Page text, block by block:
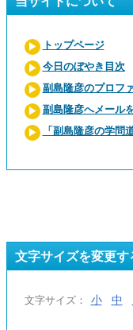
トップページ
今日のぼやき目次
副島隆彦のプロフ
副島隆彦へメール
「副島隆彦の学問
文字サイズを変更す
文字サイズ： 小 中